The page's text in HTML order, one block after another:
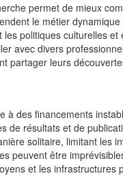
permet de mieux
le métier
politiques culturelles et
avec divers
partager leurs
à des financements
de résultats et de
solitaire, limitant les
peuvent être
et les infrastructures